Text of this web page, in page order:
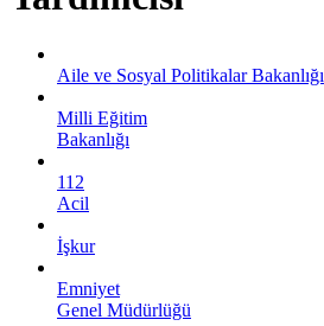
Aile ve Sosyal Politikalar Bakanlığı
Milli Eğitim
Bakanlığı
112
Acil
İşkur
Emniyet
Genel Müdürlüğü